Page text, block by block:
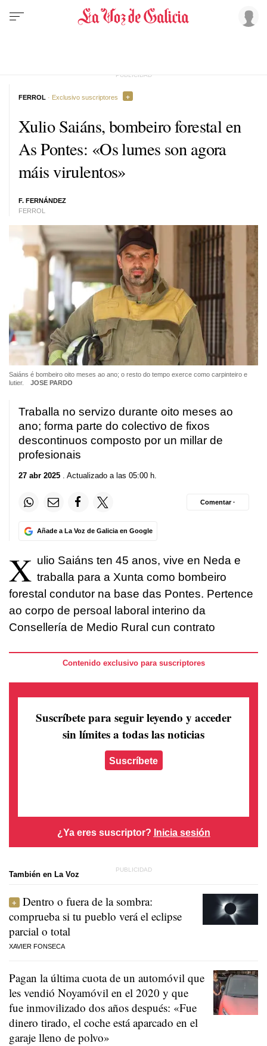
Xulio Saiáns, bombeiro forestal en
As Pontes: «Os lumes son agora
máis virulentos»
F. FERNÁNDEZ
FERROL
FERROL · Exclusivo suscriptores
Saiáns é bombeiro oito meses ao ano; o resto do tempo exerce como carpinteiro e
lutier.
JOSE PARDO
Traballa no servizo durante oito meses ao
ano; forma parte do colectivo de fixos
descontinuos composto por un millar de
profesionais
27 abr 2025 . Actualizado a las 05:00 h.
Añade a La Voz de Galicia en Google
Comentar ·
X ulio Saiáns ten 45 anos, vive en Neda e
traballa para a Xunta como bombeiro
forestal condutor na base das Pontes. Pertence
ao corpo de persoal laboral interino da
Consellería de Medio Rural cun contrato
Contenido exclusivo para suscriptores
Suscríbete para seguir leyendo y acceder
sin límites a todas las noticias
Suscríbete
¿Ya eres suscriptor? Inicia sesión
También en La Voz
Dentro o fuera de la sombra:
comprueba si tu pueblo verá el eclipse
parcial o total
XAVIER FONSECA
Pagan la última cuota de un automóvil que
les vendió Noyamóvil en el 2020 y que
fue inmovilizado dos años después: «Fue
dinero tirado, el coche está aparcado en el
garaje lleno de polvo»